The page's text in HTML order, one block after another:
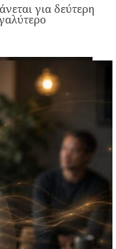
για δεύτερη